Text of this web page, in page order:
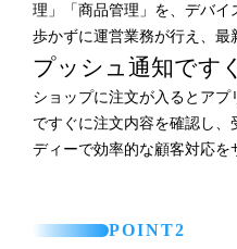
理」「商品管理」を、デバイ
歩かずに運営業務が行え、最
プッシュ通知です
ショップに注文が入るとア
ですぐに注文内容を確認し
ディーで効率的な顧客対応を
POINT2